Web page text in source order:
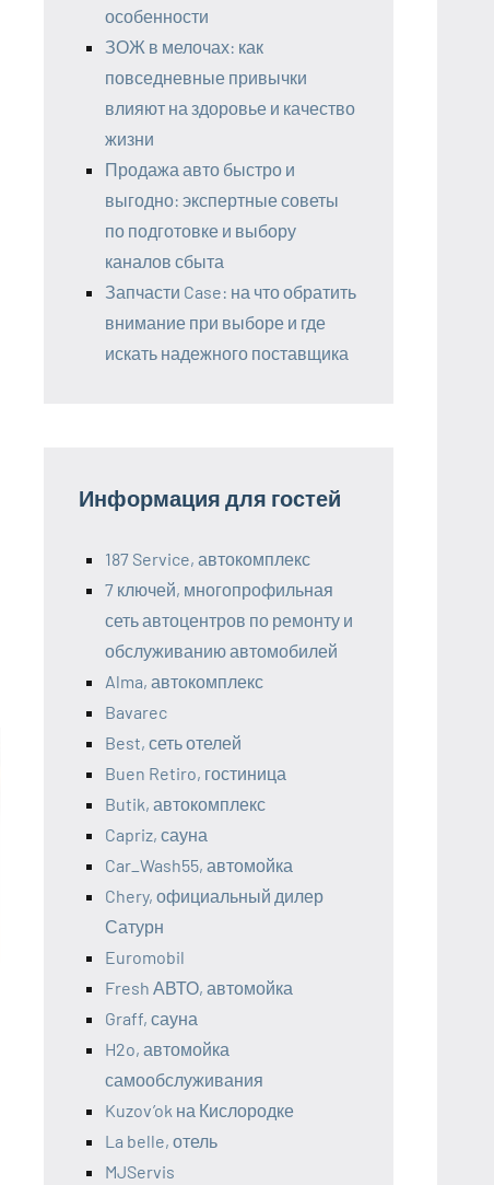
особенности
ЗОЖ в мелочах: как
повседневные привычки
влияют на здоровье и качество
жизни
Продажа авто быстро и
выгодно: экспертные советы
по подготовке и выбору
каналов сбыта
Запчасти Case: на что обратить
внимание при выборе и где
искать надежного поставщика
Информация для гостей
187 Service, автокомплекс
7 ключей, многопрофильная
сеть автоцентров по ремонту и
обслуживанию автомобилей
Alma, автокомплекс
Bavarec
Best, сеть отелей
Buen Retiro, гостиница
Butik, автокомплекс
Capriz, сауна
Car_Wash55, автомойка
Chery, официальный дилер
Сатурн
Euromobil
Fresh АВТО, автомойка
Graff, сауна
H2o, автомойка
самообслуживания
Kuzov’ok на Кислородке
La belle, отель
MJServis